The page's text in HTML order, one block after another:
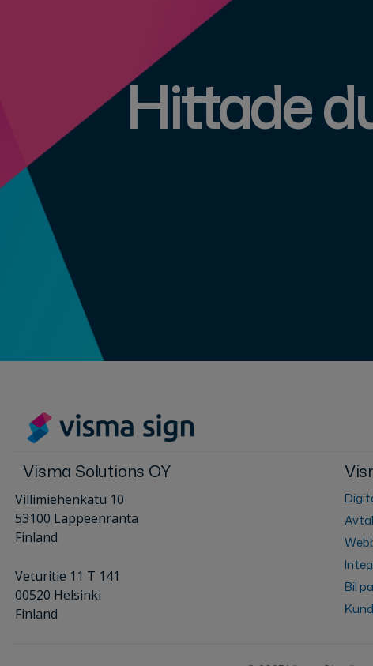
Hittade
Visma Solutions OY
Villimiehenkatu 10
53100 Lappeenranta
Finland
Veturitie 11 T 141
00520 Helsinki
Finland
Bil